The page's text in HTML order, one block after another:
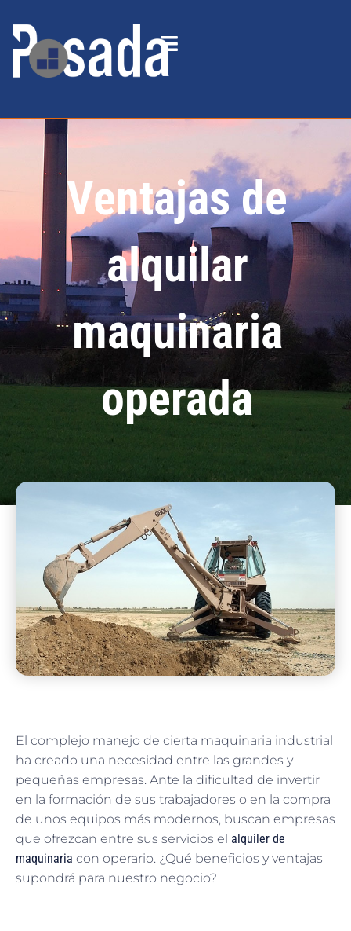
Ventajas de
alquilar
maquinaria
operada
El complejo manejo de cierta maquinaria industrial
ha creado una necesidad entre las grandes y
pequeñas empresas. Ante la dificultad de invertir
en la formación de sus trabajadores o en la compra
de unos equipos más modernos, buscan empresas
que ofrezcan entre sus servicios el alquiler de
maquinaria con operario. ¿Qué beneficios y ventajas
supondrá para nuestro negocio?